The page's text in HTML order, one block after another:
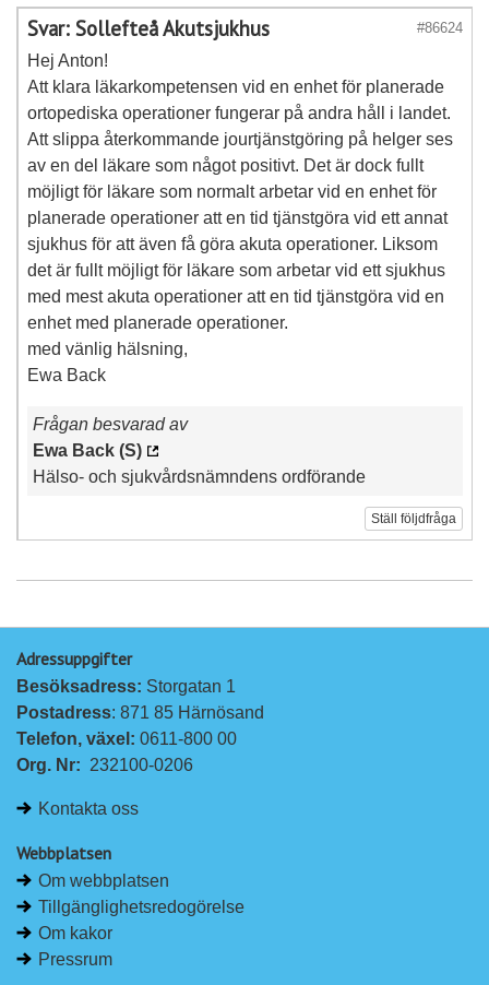
#86624
Svar: Sollefteå Akutsjukhus
Hej Anton!
Att klara läkarkompetensen vid en enhet för planerade
ortopediska operationer fungerar på andra håll i landet.
Att slippa återkommande jourtjänstgöring på helger ses
av en del läkare som något positivt. Det är dock fullt
möjligt för läkare som normalt arbetar vid en enhet för
planerade operationer att en tid tjänstgöra vid ett annat
sjukhus för att även få göra akuta operationer. Liksom
det är fullt möjligt för läkare som arbetar vid ett sjukhus
med mest akuta operationer att en tid tjänstgöra vid en
enhet med planerade operationer.
med vänlig hälsning,
Ewa Back
Frågan besvarad av
Ewa Back (S)
Hälso- och sjukvårdsnämndens ordförande
Ställ följdfråga
Adressuppgifter
Besöksadress: Storgatan 1
Postadress: 871 85 Härnösand
Telefon, växel: 0611-800 00
Org. Nr: 232100-0206
Kontakta oss
Webbplatsen
Om webbplatsen
Tillgänglighetsredogörelse
Om kakor
Pressrum